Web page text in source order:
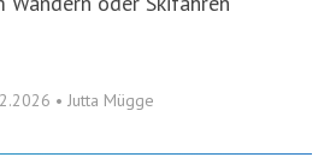
• Jutta Mügge